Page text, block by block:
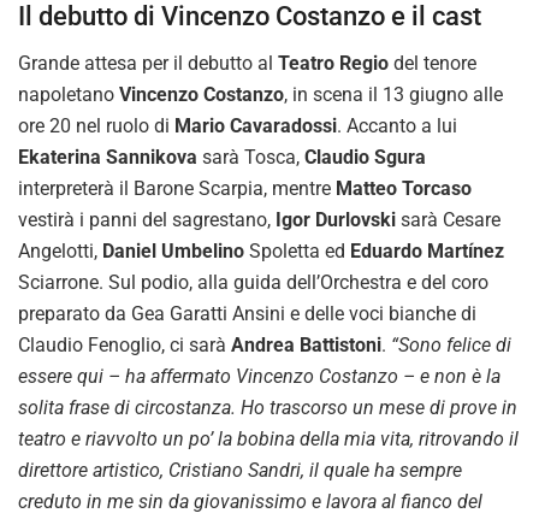
Il debutto di Vincenzo Costanzo e il cast
Grande attesa per il debutto al Teatro Regio del tenore
napoletano Vincenzo Costanzo, in scena il 13 giugno alle
ore 20 nel ruolo di Mario Cavaradossi. Accanto a lui
Ekaterina Sannikova sarà Tosca, Claudio Sgura
interpreterà il Barone Scarpia, mentre Matteo Torcaso
vestirà i panni del sagrestano, Igor Durlovski sarà Cesare
Angelotti, Daniel Umbelino Spoletta ed Eduardo Martínez
Sciarrone. Sul podio, alla guida dell’Orchestra e del coro
preparato da Gea Garatti Ansini e delle voci bianche di
Claudio Fenoglio, ci sarà Andrea Battistoni. “Sono felice di
essere qui – ha affermato Vincenzo Costanzo – e non è la
solita frase di circostanza. Ho trascorso un mese di prove in
teatro e riavvolto un po’ la bobina della mia vita, ritrovando il
direttore artistico, Cristiano Sandri, il quale ha sempre
creduto in me sin da giovanissimo e lavora al fianco del